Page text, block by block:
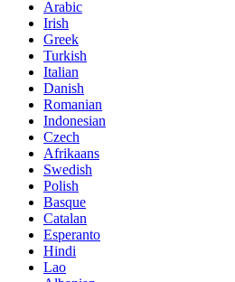
Arabic
Irish
Greek
Turkish
Italian
Danish
Romanian
Indonesian
Czech
Afrikaans
Swedish
Polish
Basque
Catalan
Esperanto
Hindi
Lao